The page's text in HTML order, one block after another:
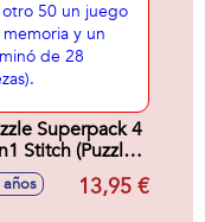
Superpack 4
Stitch (Puzzle
otro 50 un juego
memoria y un
13,95 €